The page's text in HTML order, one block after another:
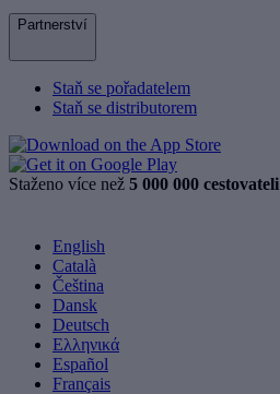
Partnerství
Staň se pořadatelem
Staň se distributorem
Staženo více než 5 000 000 cestovateli
English
Català
Čeština
Dansk
Deutsch
Ελληνικά
Español
Français